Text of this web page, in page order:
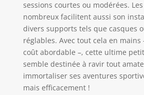
votre
votre
vous
les
sessions courtes ou modérées.
nombreux facilitent aussi son
divers supports tels que casques
réglables. Avec tout cela en mains
coût abordable –, cette ultime
semble destinée à ravir tout
immortaliser ses aventures
mais efficacement !